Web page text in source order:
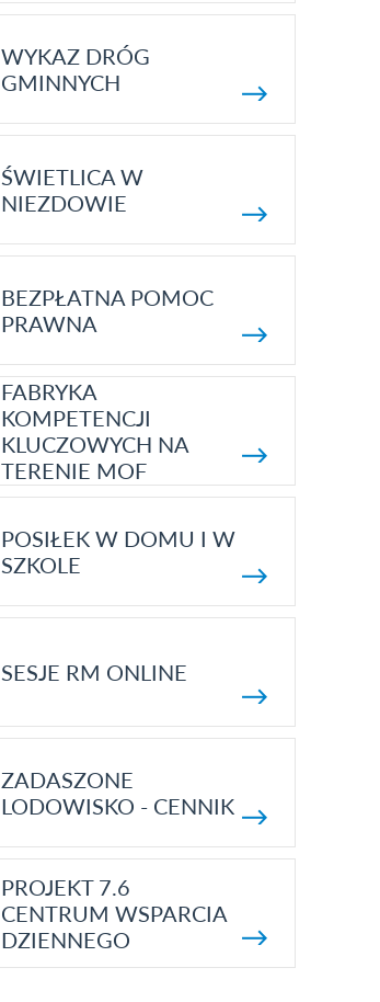
WYKAZ DRÓG
GMINNYCH
ŚWIETLICA W
NIEZDOWIE
BEZPŁATNA POMOC
PRAWNA
FABRYKA
KOMPETENCJI
KLUCZOWYCH NA
TERENIE MOF
POSIŁEK W DOMU I W
SZKOLE
SESJE RM ONLINE
ZADASZONE
LODOWISKO - CENNIK
PROJEKT 7.6
CENTRUM WSPARCIA
DZIENNEGO